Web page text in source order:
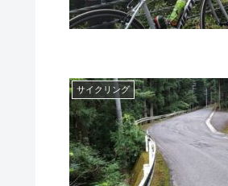
サイクリング